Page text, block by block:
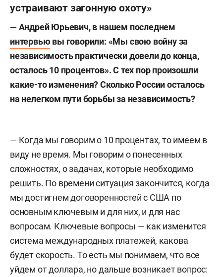
устраивают загонную охоту»
— Андрей Юрьевич, в нашем последнем
интервью вы говорили: «Мы свою войну за
независимость практически довели до конца,
осталось 10 процентов». С тех пор произошли
какие-то изменения? Сколько России осталось
на нелегком пути борьбы за независимость?
— Когда мы говорим о 10 процентах, то имеем в
виду не время. Мы говорим о понесенных
сложностях, о задачах, которые необходимо
решить. По времени ситуация закончится, когда
мы достигнем договоренностей с США по
основным ключевым и для них, и для нас
вопросам. Ключевые вопросы — как изменится
система международных платежей, какова
будет скорость. То есть мы понимаем, что все
уйдем от доллара, но дальше возникает вопрос: